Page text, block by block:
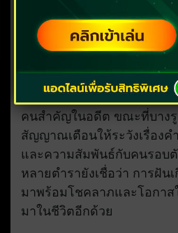
ความฝันธรรมดา หรือเป็นเ
ไปเจอ แต่ในทางคำทำนา
กลับมีความหมายลึกซึ้งเกี่ย
และการเปลี่ยนแปลงในอนา
บางความฝันเกี่ยวข้องกับเพื่
คนสำคัญในอดีต ขณะที่บาง
สัญญาณเตือนให้ระวังเรื่องค
และความสัมพันธ์กับคนรอบตั
หลายตำรายังเชื่อว่า การฝัน
มาพร้อมโชคลาภและโอกาส
มาในชีวิตอีกด้วย